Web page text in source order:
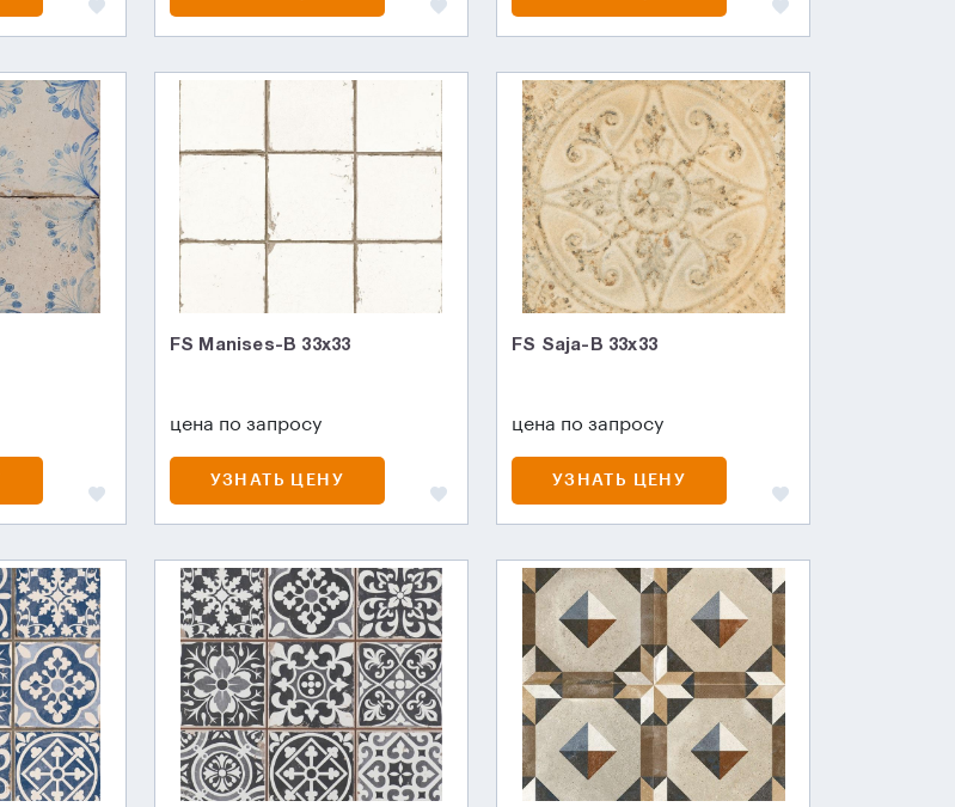
FS Manises-B 33x33
цена по запросу
УЗНАТЬ ЦЕНУ
FS Saja-B 33x33
цена по запросу
УЗНАТЬ ЦЕНУ